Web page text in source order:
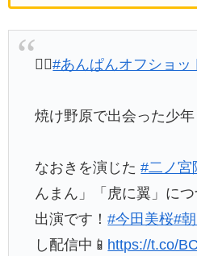
🏃‍♀️#あんぱんオフショッ
焼け野原で出会った少年
なおきを演じた#二ノ宮
んまん」「虎に翼」に
出演です！#今田美桜#
し配信中📱 https://t.co/